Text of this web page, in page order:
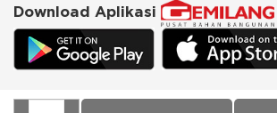
Download Aplikasi